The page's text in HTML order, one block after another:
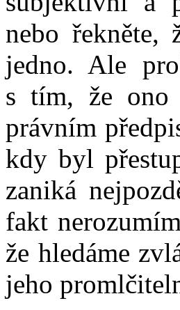
nebo
jedno. Ale
s tím, že ono
právním
kdy byl
zaniká
fakt
že hledáme
jeho